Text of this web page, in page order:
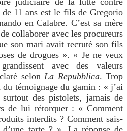
11 ans est le fils de Gregorio
en Calabre. C’est sa mère
collaborer avec les procureurs
son mari avait recruté son fils
de drogues ». « Je ne veux
avec des valeurs
selonLa Repubblica. Trop
témoignage du gamin : « j’ai
des pistolets, jamais de
de lui rétorquer : « Comment
interdits ? Comment sais-